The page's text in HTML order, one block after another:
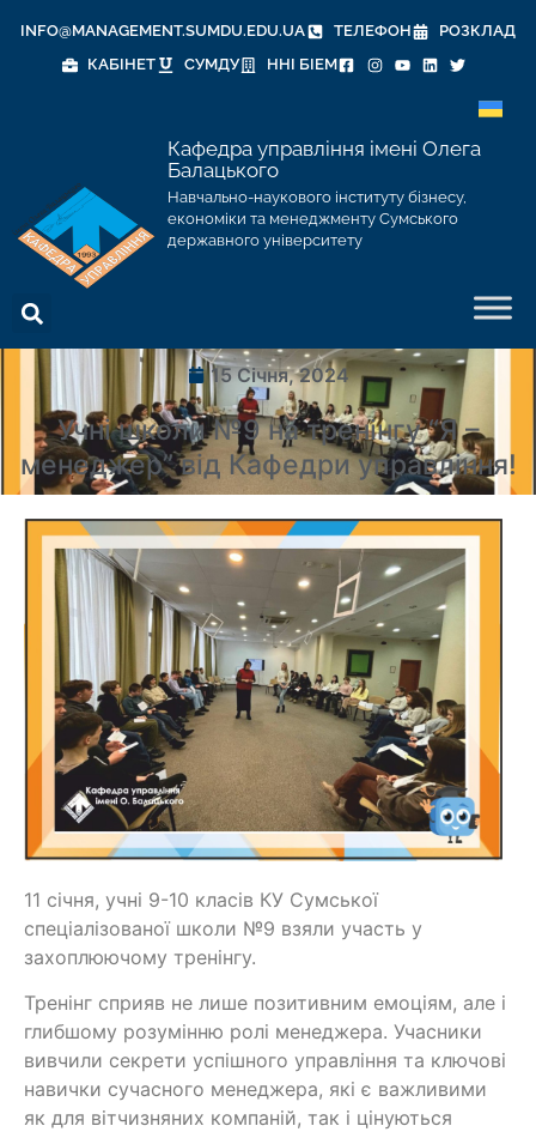
INFO@MANAGEMENT.SUMDU.EDU.UA ТЕЛЕФОН
РОЗКЛАД
КАБІНЕТ
СУМДУ ННІ БІЕМ
Кафедра управління імені Олега
Балацького
Навчально-наукового інституту бізнесу,
економіки та менеджменту Сумського
державного університету
15 Січня, 2024
Учні школи №9 на тренінгу “Я –
менеджер” від Кафедри управління!
11 січня, учні 9-10 класів КУ Сумської
спеціалізованої школи №9 взяли участь у
захоплюючому тренінгу.
Тренінг сприяв не лише позитивним емоціям, але і
глибшому розумінню ролі менеджера. Учасники
вивчили секрети успішного управління та ключові
навички сучасного менеджера, які є важливими
як для вітчизняних компаній, так і цінуються